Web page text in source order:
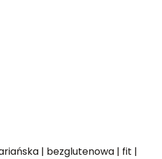
| bezglutenowa | fit |